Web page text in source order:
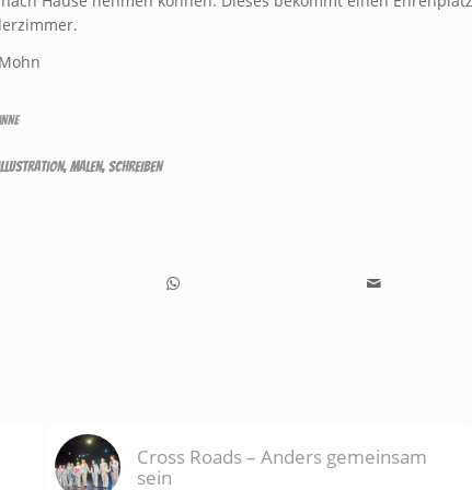
,MALEN,SCHREIBEN
Cross Roads – Anders gemeinsam
sein